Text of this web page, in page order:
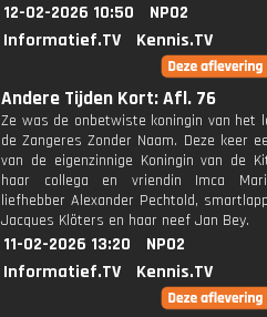
12-02-2026 10:50
NPO2
Informatief.TV
Kennis.TV
Andere Tijden Kort: Afl. 76
Ze was de onbetwiste koningin van het
de Zangeres Zonder Naam. Deze keer
van de eigenzinnige Koningin van de
haar collega en vriendin Imca
liefhebber Alexander Pechtold,
Jacques Klöters en haar neef Jan Bey.
11-02-2026 13:20
NPO2
Informatief.TV
Kennis.TV